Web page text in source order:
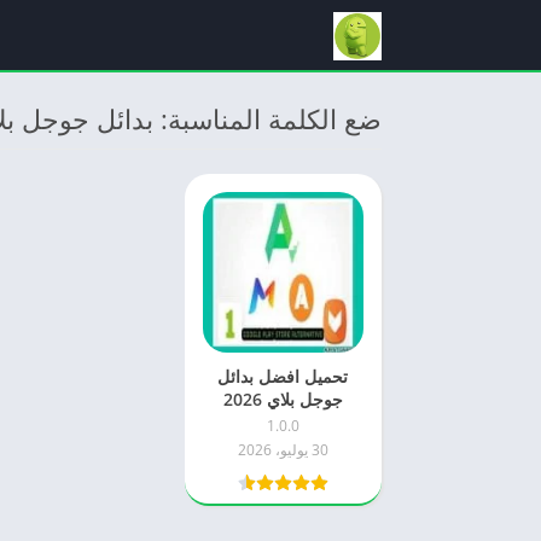
ضع الكلمة المناسبة: بدائل جوجل
تحميل افضل بدائل
جوجل بلاي 2026
Google Play
Alternative اخر
1.0.0
30 يوليو، 2026